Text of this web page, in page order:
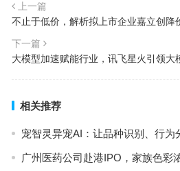
上一篇
不止于低价，解析拟上市企业嘉立创降
下一篇
大模型加速赋能行业，讯飞星火引领大
相关推荐
宠智灵异宠AI：让品种识别、行为
广州医药公司赴港IPO，家族色彩